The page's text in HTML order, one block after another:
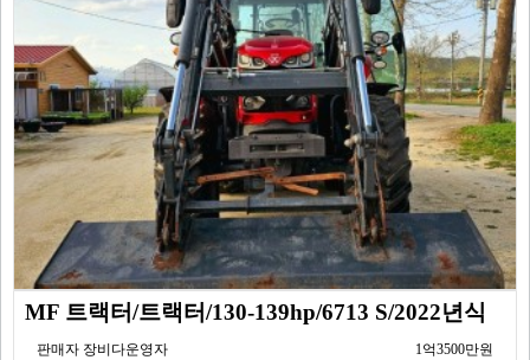
MF 트랙터/트랙터/130-139hp/6713 S/2022년식
판매자 장비다운영자 1억3500만원